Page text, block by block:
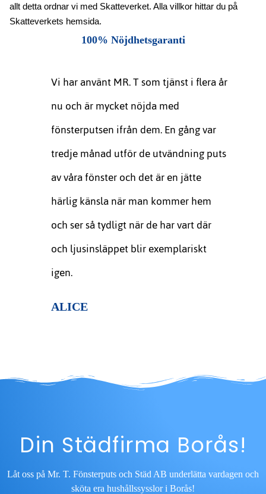
allt detta ordnar vi med Skatteverket. Alla villkor hittar du på
Skatteverkets hemsida.
100% Nöjdhetsgaranti
Vi har använt MR. T som tjänst i flera år
nu och är mycket nöjda med
fönsterputsen ifrån dem. En gång var
tredje månad utför de utvändning puts
av våra fönster och det är en jätte
härlig känsla när man kommer hem
och ser så tydligt när de har vart där
och ljusinsläppet blir exemplariskt
igen.
ALICE
Din Städfirma Borås!
Låt oss på Mr. T. Fönsterputs och Städ AB underlätta vardagen och
sköta era hushållssysslor i Borås!